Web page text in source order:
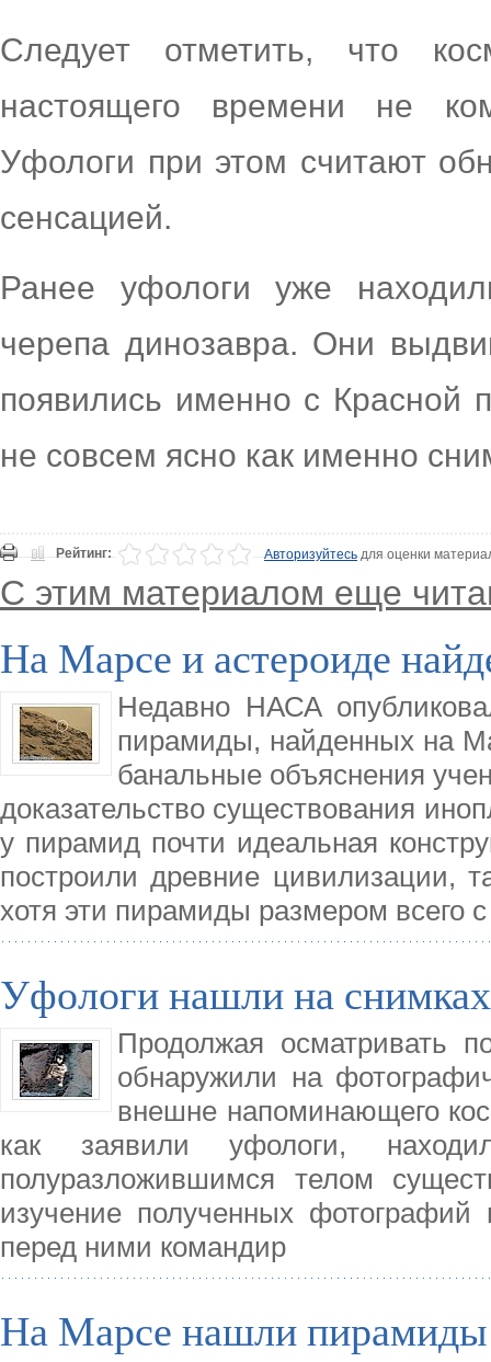
Следует отметить, что
настоящего времени не
Уфологи при этом считают
сенсацией.
Ранее уфологи уже
черепа динозавра. Они
появились именно с Красной
не совсем ясно как именно
Рейтинг: Авторизуйтесьдля оценки
С этим материалом еще
На Марсе и астероиде
Недавно НАСА
пирамиды, найденных на
банальные объяснения
доказательство существования
у пирамид почти идеальная
построили древние цивилизации,
хотя эти пирамиды размером всего с
Уфологи нашли на
Продолжая осматривать
обнаружили на
внешне напоминающего
как заявили уфологи,
полуразложившимся телом
изучение полученных
перед ними командир
На Марсе нашли пирамиды